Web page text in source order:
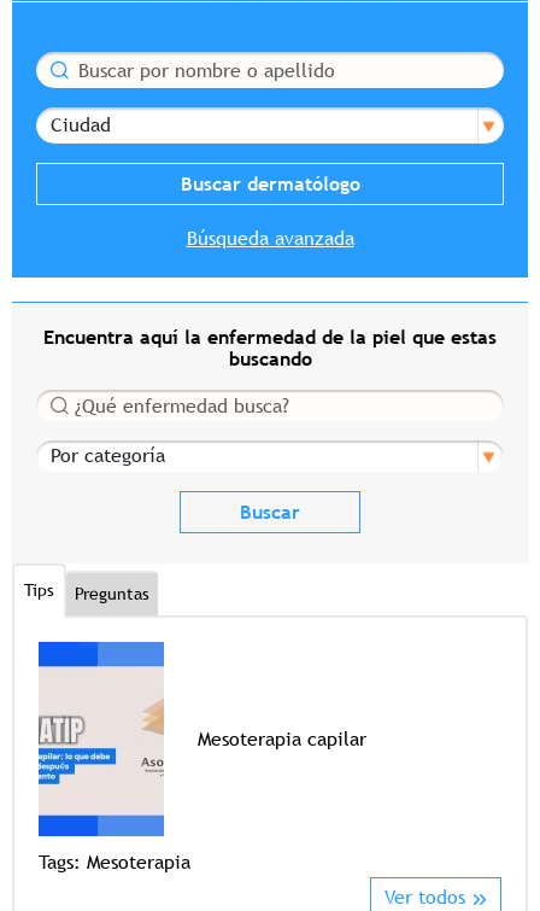
Buscar
Ciudad
Búsqueda avanzada
Encuentra aquí la enfermedad de la piel que estas
buscando
Buscar
Por categoría
Tips Preguntas
Mesoterapia capilar
Tags: Mesoterapia
Ver todos